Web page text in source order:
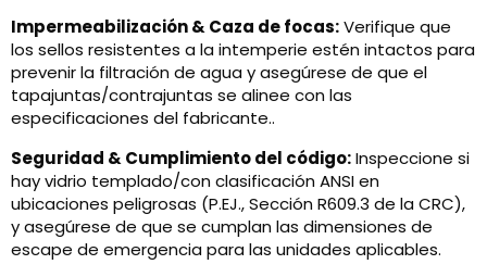
Impermeabilización & Caza de focas:Verifique que
los sellos resistentes a la intemperie estén intactos para
prevenir la filtración de agua y asegúrese de que el
tapajuntas/contrajuntas se alinee con las
especificaciones del fabricante..
Seguridad & Cumplimiento del código:Inspeccione si
hay vidrio templado/con clasificación ANSI en
ubicaciones peligrosas (P.EJ., Sección R609.3 de la CRC),
y asegúrese de que se cumplan las dimensiones de
escape de emergencia para las unidades aplicables.